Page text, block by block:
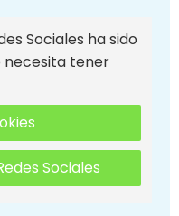
Sociales ha sido
necesita tener
Sociales